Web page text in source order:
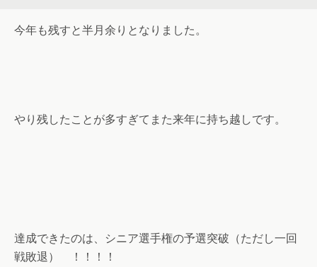
今年も残すと半月余りとなりました。
やり残したことが多すぎてまた来年に持ち越しです。
達成できたのは、シニア選手権の予選突破（ただし一回
戦敗退） ！！！！